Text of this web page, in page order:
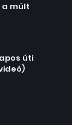
múlt
úti